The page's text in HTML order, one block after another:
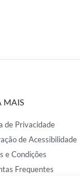
MAIS
de Privacidade
de Acessibilidade
e Condições
Frequentes